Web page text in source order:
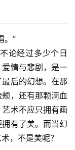
。”
论经过多少个日
情与悲剧，是一
后的幻想。在那
，还有那颗滴血
术不应只拥有画
有了美。而当幻
，不是美呢？